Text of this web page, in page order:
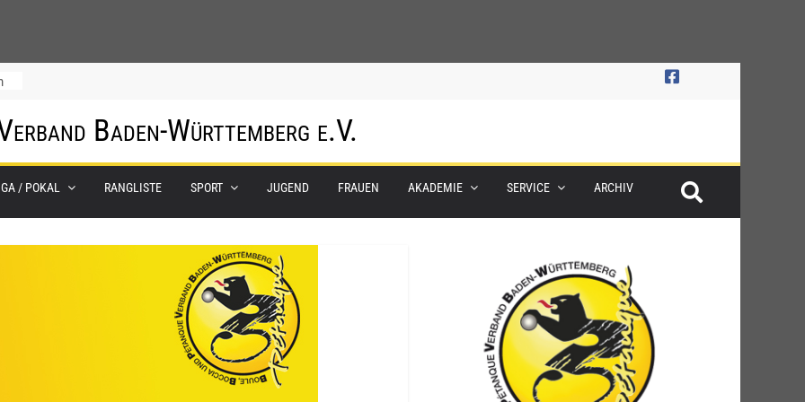
Baden-Württemberg e.V.
/ POKAL RANGLISTE SPORT JUGEND FRAUEN AKADEMIE SERVICE ARCHIV